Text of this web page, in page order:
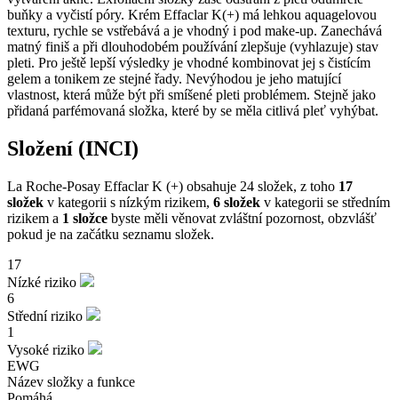
buňky a vyčistí póry. Krém Effaclar K(+) má lehkou aquagelovou
texturu, rychle se vstřebává a je vhodný i pod make-up. Zanechává
matný finiš a při dlouhodobém používání zlepšuje (vyhlazuje) stav
pleti. Pro ještě lepší výsledky je vhodné kombinovat jej s čistícím
gelem a tonikem ze stejné řady. Nevýhodou je jeho matující
vlastnost, která může být při smíšené pleti problémem. Stejně jako
přidaná parfémovaná složka, které by se měla citlivá pleť vyhýbat.
Složení (INCI)
La Roche-Posay Effaclar K (+) obsahuje 24 složek, z toho 17
složek v kategorii s nízkým rizikem, 6 složek v kategorii se středním
rizikem a 1 složce byste měli věnovat zvláštní pozornost, obzvlášť
pokud je na začátku seznamu složek.
17
Nízké riziko
6
Střední riziko
1
Vysoké riziko
EWG
Název složky a funkce